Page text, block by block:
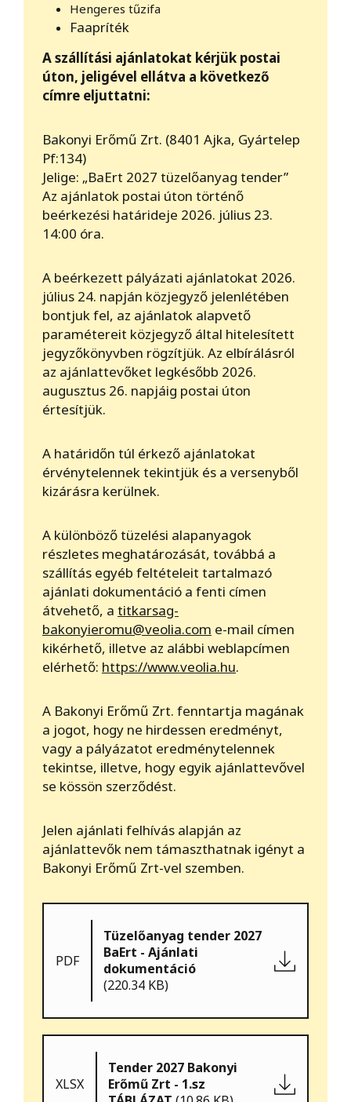
Hengeres tűzifa
Faapríték
A szállítási ajánlatokat kérjük postai
úton, jeligével ellátva a következő
címre eljuttatni:
Bakonyi Erőmű Zrt. (8401 Ajka, Gyártelep
Pf:134)
Jelige: „BaErt 2027 tüzelőanyag tender”
Az ajánlatok postai úton történő
beérkezési határideje 2026. július 23.
14:00 óra.
A beérkezett pályázati ajánlatokat 2026.
július 24. napján közjegyző jelenlétében
bontjuk fel, az ajánlatok alapvető
paramétereit közjegyző által hitelesített
jegyzőkönyvben rögzítjük. Az elbírálásról
az ajánlattevőket legkésőbb 2026.
augusztus 26. napjáig postai úton
értesítjük.
A határidőn túl érkező ajánlatokat
érvénytelennek tekintjük és a versenyből
kizárásra kerülnek.
A különböző tüzelési alapanyagok
részletes meghatározását, továbbá a
szállítás egyéb feltételeit tartalmazó
ajánlati dokumentáció a fenti címen
átvehető, a titkarsag-
bakonyieromu@veolia.com e-mail címen
kikérhető, illetve az alábbi weblapcímen
elérhető: https://www.veolia.hu.
A Bakonyi Erőmű Zrt. fenntartja magának
a jogot, hogy ne hirdessen eredményt,
vagy a pályázatot eredménytelennek
tekintse, illetve, hogy egyik ajánlattevővel
se kössön szerződést.
Jelen ajánlati felhívás alapján az
ajánlattevők nem támaszthatnak igényt a
Bakonyi Erőmű Zrt-vel szemben.
PDF
Tüzelőanyag tender 2027
BaErt - Ajánlati
dokumentáció
(220.34 KB)
XLSX
Tender 2027 Bakonyi
Erőmű Zrt - 1.sz